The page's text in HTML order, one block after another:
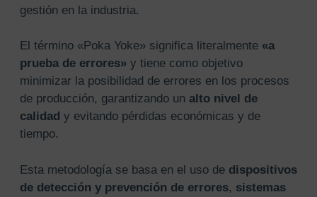
gestión en la industria.
El término «Poka Yoke» significa literalmente «a
prueba de errores»y tiene como objetivo
minimizar la posibilidad de errores en los procesos
de producción, garantizando un alto nivel de
calidad y evitando pérdidas económicas y de
tiempo.
Esta metodología se basa en el uso de dispositivos
de detección y prevención de errores, sistemas